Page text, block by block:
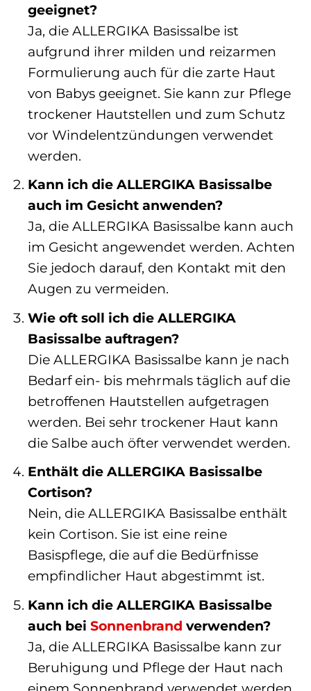
geeignet?
Ja, die ALLERGIKA Basissalbe ist
aufgrund ihrer milden und reizarmen
Formulierung auch für die zarte Haut
von Babys geeignet. Sie kann zur Pflege
trockener Hautstellen und zum Schutz
vor Windelentzündungen verwendet
werden.
Kann ich die ALLERGIKA Basissalbe
auch im Gesicht anwenden?
Ja, die ALLERGIKA Basissalbe kann auch
im Gesicht angewendet werden. Achten
Sie jedoch darauf, den Kontakt mit den
Augen zu vermeiden.
Wie oft soll ich die ALLERGIKA
Basissalbe auftragen?
Die ALLERGIKA Basissalbe kann je nach
Bedarf ein- bis mehrmals täglich auf die
betroffenen Hautstellen aufgetragen
werden. Bei sehr trockener Haut kann
die Salbe auch öfter verwendet werden.
Enthält die ALLERGIKA Basissalbe
Cortison?
Nein, die ALLERGIKA Basissalbe enthält
kein Cortison. Sie ist eine reine
Basispflege, die auf die Bedürfnisse
empfindlicher Haut abgestimmt ist.
Kann ich die ALLERGIKA Basissalbe
auch bei Sonnenbrand verwenden?
Ja, die ALLERGIKA Basissalbe kann zur
Beruhigung und Pflege der Haut nach